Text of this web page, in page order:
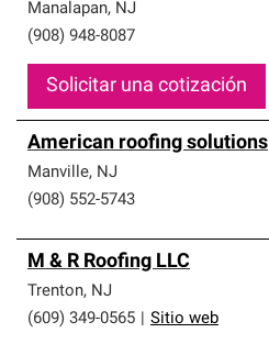
Manalapan, NJ
(908) 948-8087
Solicitar una cotización
American roofing solutions
Manville, NJ
(908) 552-5743
M & R Roofing LLC
Trenton, NJ
(609) 349-0565
Sitio web